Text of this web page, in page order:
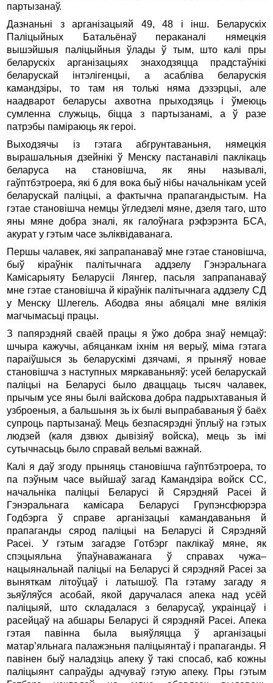
партызанаў.
Дазнаньнi з арганiзацыяй 49, 48 i iнш. Беларускiх
Палiцыйных Батальёнаў пераканалi нямецкiя
вышэйшыя палiцыйныя ўлады ў тым, што калi пры
беларускiх арганiзацыях знаходзяцца прадстаўнiкi
беларускай iнтэлiгенцыi, а асаблiва беларускiя
камандзiры, то там ня толькi няма дэзэрцыi, але
наадварот беларусы ахвотна прыходзяць i ўмеюць
сумленна служыць, бiцца з партызанамi, а ў разе
патрэбы памiраюць як героi.
Выходзячы iз гэтага абгрунтаваньня, нямецкiя
вырашальныя дзейнiкi ў Менску пастанавiлi паклiкаць
беларуса на становiшча, як яны называлi,
гаўптбэтроера, якi б для вока быў нiбы начальнiкам усей
беларускай палiцыi, а фактычна прапагандыстым. На
гэтае становiшча немцы ўгледзелi мяне, дзеля таго, што
яны мяне добра зналi, як галоўнага рэфэрэнта БСА,
акурат у гэтым часе зьлiквiдаванага.
Першы чалавек, якi запрапанаваў мне гэтае становiшча,
быў кiраўнiк палiтычнага аддзелу Гэнэральнага
Камiсарыяту Беларусii Лянгер, пасьля запрапанаваў
мне гэтае становiшча й кiраўнiк палiтычнага аддзелу СД
у Менску Шлегель. Абодва яны абяцалi мне вялiкiя
магчымасьцi працы.
З папярэдняй сваёй працы я ўжо добра знаў немцаў:
шчыра кажучы, абяцанкам iхнiм ня верыў, мiма гэтага
параiўшыся зь беларускiмi дзячамi, я прыняў новае
становiшча з наступных мяркаваньняў: усей беларускай
палiцыi на Беларусi было дваццаць тысяч чалавек,
прычым усе яны былi вайскова добра падрыхтаваныя й
узброеныя, а бальшыня зь iх былi выпрабаваныя ў баёх
супроць партызанаў. Мець безпасярэднi ўплыў на гэтых
людзей (каля дзвюх дывiзiяў войска), мець зь iмi
сутычнасьць было справай вельмi важнай.
Калi я даў згоду прыняць становiшча гаўптбэтроера, то
па пэўным часе выйшаў загад Камандзiра войск СС,
начальнiка палiцыi Беларусi й Сярэдняй Расеi й
Гэнэральнага камiсара Беларусi Групэнсфюрэра
Годбэрга ў справе арганiзацыi камандаваньня й
прапаганды сярод палiцыi на Беларусi й Сярэдняй
Расеi. У гэтым загадзе Готбэрг паклiкаў мяне, як
спэцыяльна ўпаўнаважанага ў справах чужа–
нацыянальнай палiцыi на Беларусi й сярэдняй Расеi за
выняткам лiтоўцаў i латышоў. Па гэтаму загаду я
зьяўляўся асобай, якой даручалася апека над усёй
палiцыяй, што складалася з беларусаў, украiнцаў i
расейцаў на абшары Беларусi й сярэдняй Расеi. Апека
гэтая павiнна была выяўляцца ў арганiзацыi
матар’яльнага палажэньня палiцыянтаў i прапаганды. Я
павiнен быў наладзiць апеку ў такi спосаб, каб кожны
палiцыянт сапраўды адчуваў гэтую апеку. Пры гэтым